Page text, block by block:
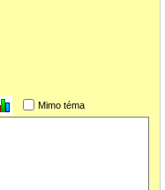
Mimo téma